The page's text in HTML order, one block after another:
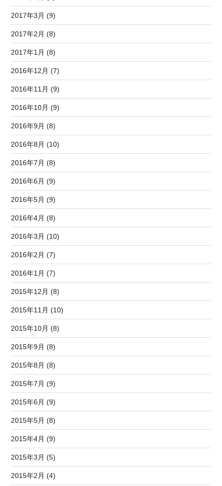
2017年3月 (9)
2017年2月 (8)
2017年1月 (8)
2016年12月 (7)
2016年11月 (9)
2016年10月 (9)
2016年9月 (8)
2016年8月 (10)
2016年7月 (8)
2016年6月 (9)
2016年5月 (9)
2016年4月 (8)
2016年3月 (10)
2016年2月 (7)
2016年1月 (7)
2015年12月 (8)
2015年11月 (10)
2015年10月 (8)
2015年9月 (8)
2015年8月 (8)
2015年7月 (9)
2015年6月 (9)
2015年5月 (8)
2015年4月 (9)
2015年3月 (5)
2015年2月 (4)